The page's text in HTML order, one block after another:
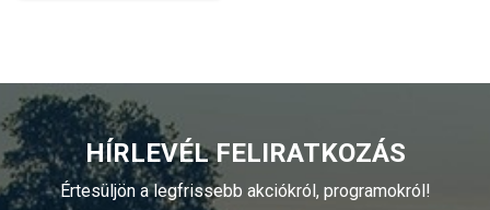
HÍRLEVÉL FELIRATKOZÁS
Értesüljön a legfrissebb akciókról, programokról!